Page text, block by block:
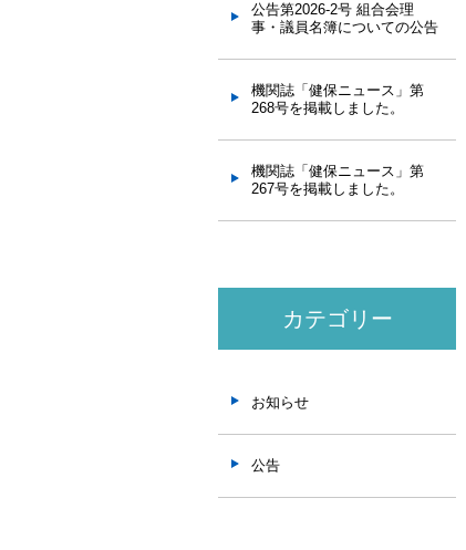
公告第2026-2号 組合会理
事・議員名簿についての公告
機関誌「健保ニュース」第
268号を掲載しました。
機関誌「健保ニュース」第
267号を掲載しました。
カテゴリー
お知らせ
公告